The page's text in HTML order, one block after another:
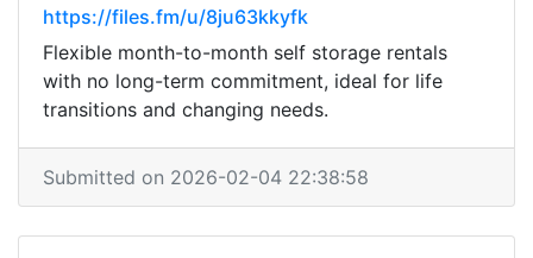
https://files.fm/u/8ju63kkyfk
Flexible month-to-month self storage rentals
with no long-term commitment, ideal for life
transitions and changing needs.
Submitted on 2026-02-04 22:38:58